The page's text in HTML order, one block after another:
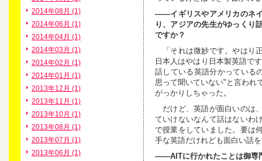
2014年08月 (1)
2014年06月 (1)
2014年04月 (1)
2014年03月 (1)
2014年02月 (1)
2014年01月 (1)
2013年12月 (1)
2013年11月 (1)
2013年10月 (1)
2013年08月 (1)
2013年07月 (1)
2013年06月 (1)
――イギリスやアメリカのネ
り、アジアの先生がゆっくり
ですか？
「それは微妙です。やはり
日本人はやはり日本製英語で
話している英語分かっている
思って聞いていない"と言われ
がっかりしちゃった。
だけど、英語が面白いのは
ていけないなんて話はないわ
で授業をしていました。要は
手な英語だけれども面白い話
――AITに行かれたことは御専